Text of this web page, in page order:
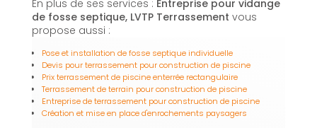
En plus de ses services : Entreprise pour vidange
de fosse septique, LVTP Terrassement vous
propose aussi :
Pose et installation de fosse septique individuelle
Devis pour terrassement pour construction de piscine
Prix terrassement de piscine enterrée rectangulaire
Terrassement de terrain pour construction de piscine
Entreprise de terrassement pour construction de piscine
Création et mise en place d'enrochements paysagers